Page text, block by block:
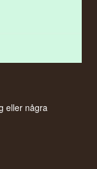
eller några